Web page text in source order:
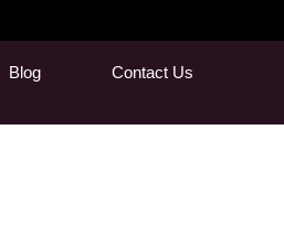
Blog Contact Us